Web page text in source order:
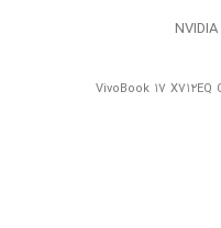
VivoBook 17 X712EQ